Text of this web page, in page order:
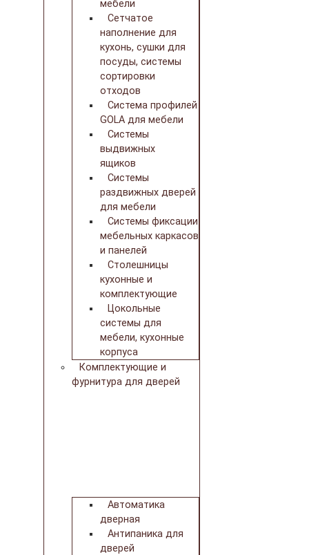
мебели
Сетчатое
наполнение для
кухонь, сушки для
посуды, системы
сортировки
отходов
Система профилей
GOLA для мебели
Системы
выдвижных
ящиков
Системы
раздвижных дверей
для мебели
Системы фиксации
мебельных каркасов
и панелей
Столешницы
кухонные и
комплектующие
Цокольные
системы для
мебели, кухонные
корпуса
Комплектующие и
фурнитура для дверей
Автоматика
дверная
Антипаника для
дверей